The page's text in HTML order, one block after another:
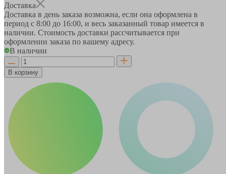
Доставка
Доставка в день заказа возможна, если она оформлена в
период с 8:00 до 16:00, и весь заказанный товар имеется в
наличии. Стоимость доставки рассчитывается при
оформлении заказа по вашему адресу.
В наличии
В корзину